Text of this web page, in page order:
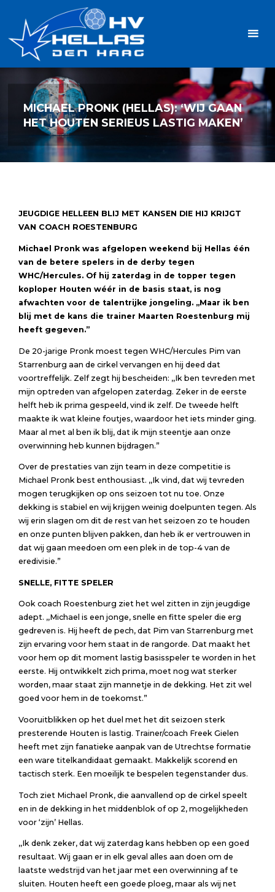
inhoud
MICHAEL PRONK (HELLAS): ‘WIJ GAAN
HET HOUTEN SERIEUS LASTIG MAKEN’
JEUGDIGE HELLEEN BLIJ MET KANSEN DIE HIJ KRIJGT
VAN COACH ROESTENBURG
Michael Pronk was afgelopen weekend bij Hellas één
van de betere spelers in de derby tegen
WHC/Hercules. Of hij zaterdag in de topper tegen
koploper Houten wéér in de basis staat, is nog
afwachten voor de talentrijke jongeling. ,,Maar ik ben
blij met de kans die trainer Maarten Roestenburg mij
heeft gegeven.”
De 20-jarige Pronk moest tegen WHC/Hercules Pim van
Starrenburg aan de cirkel vervangen en hij deed dat
voortreffelijk. Zelf zegt hij bescheiden: ,,Ik ben tevreden met
mijn optreden van afgelopen zaterdag. Zeker in de eerste
helft heb ik prima gespeeld, vind ik zelf. De tweede helft
maakte ik wat kleine foutjes, waardoor het iets minder ging.
Maar al met al ben ik blij, dat ik mijn steentje aan onze
overwinning heb kunnen bijdragen.”
Over de prestaties van zijn team in deze competitie is
Michael Pronk best enthousiast. ,,Ik vind, dat wij tevreden
mogen terugkijken op ons seizoen tot nu toe. Onze
dekking is stabiel en wij krijgen weinig doelpunten tegen. Als
wij erin slagen om dit de rest van het seizoen zo te houden
en onze punten blijven pakken, dan heb ik er vertrouwen in
dat wij gaan meedoen om een plek in de top-4 van de
eredivisie.”
SNELLE, FITTE SPELER
Ook coach Roestenburg ziet het wel zitten in zijn jeugdige
adept. ,,Michael is een jonge, snelle en fitte speler die erg
gedreven is. Hij heeft de pech, dat Pim van Starrenburg met
zijn ervaring voor hem staat in de rangorde. Dat maakt het
voor hem op dit moment lastig basisspeler te worden in het
eerste. Hij ontwikkelt zich prima, moet nog wat sterker
worden, maar staat zijn mannetje in de dekking. Het zit wel
goed voor hem in de toekomst.”
Vooruitblikken op het duel met het dit seizoen sterk
presterende Houten is lastig. Trainer/coach Freek Gielen
heeft met zijn fanatieke aanpak van de Utrechtse formatie
een ware titelkandidaat gemaakt. Makkelijk scorend en
tactisch sterk. Een moeilijk te bespelen tegenstander dus.
Toch ziet Michael Pronk, die aanvallend op de cirkel speelt
en in de dekking in het middenblok of op 2, mogelijkheden
voor ‘zijn’ Hellas.
,,Ik denk zeker, dat wij zaterdag kans hebben op een goed
resultaat. Wij gaan er in elk geval alles aan doen om de
laatste wedstrijd van het jaar met een overwinning af te
sluiten. Houten heeft een goede ploeg, maar als wij net